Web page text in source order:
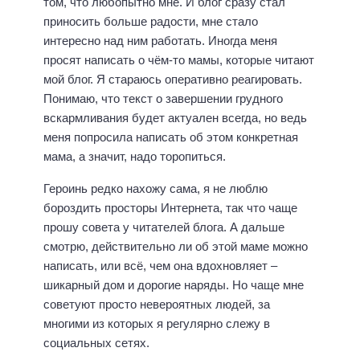
приносить больше радости, мне стало
интересно над ним работать. Иногда меня
просят написать о чём-то мамы, которые читают
мой блог. Я стараюсь оперативно реагировать.
Понимаю, что текст о завершении грудного
вскармливания будет актуален всегда, но ведь
меня попросила написать об этом конкретная
мама, а значит, надо торопиться.
Героинь редко нахожу сама, я не люблю
бороздить просторы Интернета, так что чаще
прошу совета у читателей блога. А дальше
смотрю, действительно ли об этой маме можно
написать, или всё, чем она вдохновляет –
шикарный дом и дорогие наряды. Но чаще мне
советуют просто невероятных людей, за
многими из которых я регулярно слежу в
социальных сетях.